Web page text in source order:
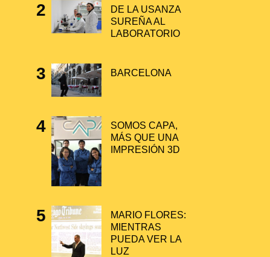
DE LA USANZA
SUREÑA AL
LABORATORIO
BARCELONA
SOMOS CAPA,
MÁS QUE UNA
IMPRESIÓN 3D
MARIO FLORES:
MIENTRAS
PUEDA VER LA
LUZ